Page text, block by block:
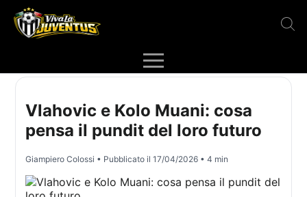
Vlahovic e Kolo Muani: cosa
pensa il pundit del loro futuro
Giampiero Colossi • Pubblicato il17/04/2026 • 4 min